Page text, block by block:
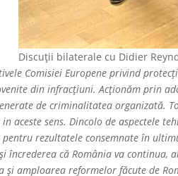
Discuții bilaterale cu Didier
Comisiei Europene privind
din infracțiuni. Acționăm prin
de criminalitatea organizată.
aceste sens. Dincolo de aspectele
rezultatele consemnate în
că România va continua,
şi amploarea reformelor făcute de